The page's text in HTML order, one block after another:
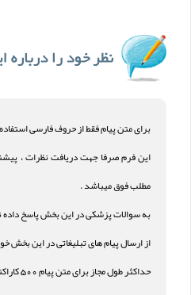
برای متن پیام فقط از حروف فارسی
این فرم صرفا جهت دریافت نظرات ،
مطلب فوق میباشد .
به سوالات پزشکی در این بخش پاسخ
از ارسال پیام های تبلیغاتی در این بخش
حداکثر طول مجاز برای متن پیام 500 کاراکتر است .